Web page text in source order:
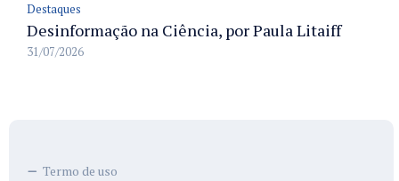
Destaques
Desinformação na Ciência, por Paula Litaiff
31/07/2026
Termo de uso